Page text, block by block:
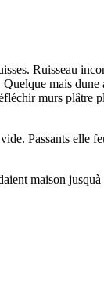
Ruisseau
mais
murs plâtre
Passants elle
maison